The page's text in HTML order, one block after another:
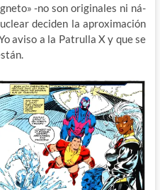
-no son originales ni ná-
deciden la aproximación
aviso a la Patrulla X y que se